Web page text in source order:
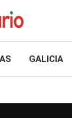
GALICIA